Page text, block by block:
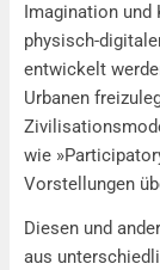
Imagination
physisch-
entwickelt
Urbanen
wie
Vorstellungen
Diesen und
aus